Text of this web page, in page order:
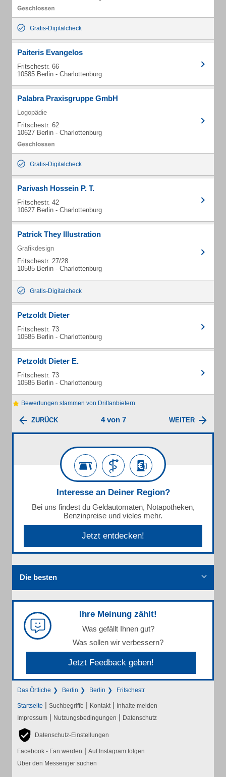
Gratis-Digitalcheck
Paiteris Evangelos
Fritschestr. 66
10585 Berlin - Charlottenburg
Palabra Praxisgruppe GmbH
Logopädie
Fritschestr. 62
10627 Berlin - Charlottenburg
Gratis-Digitalcheck
Parivash Hossein P. T.
Fritschestr. 42
10627 Berlin - Charlottenburg
Patrick They Illustration
Grafikdesign
Fritschestr. 27/28
10585 Berlin - Charlottenburg
Gratis-Digitalcheck
Petzoldt Dieter
Fritschestr. 73
10585 Berlin - Charlottenburg
Petzoldt Dieter E.
Fritschestr. 73
10585 Berlin - Charlottenburg
Bewertungen stammen von Drittanbietern
ZURÜCK 4 von 7 WEITER
Interesse an Deiner Region?
Bei uns findest du Geldautomaten, Notapotheken,
Benzinpreise und vieles mehr.
Jetzt entdecken!
Die besten
Ihre Meinung zählt!
Was gefällt Ihnen gut?
Was sollen wir verbessern?
Jetzt Feedback geben!
Das Örtliche Berlin Berlin Fritschestr
Startseite | Suchbegriffe | Kontakt | Inhalte melden
Impressum | Nutzungsbedingungen | Datenschutz
Datenschutz-Einstellungen
Facebook - Fan werden | Auf Instagram folgen
Über den Messenger suchen